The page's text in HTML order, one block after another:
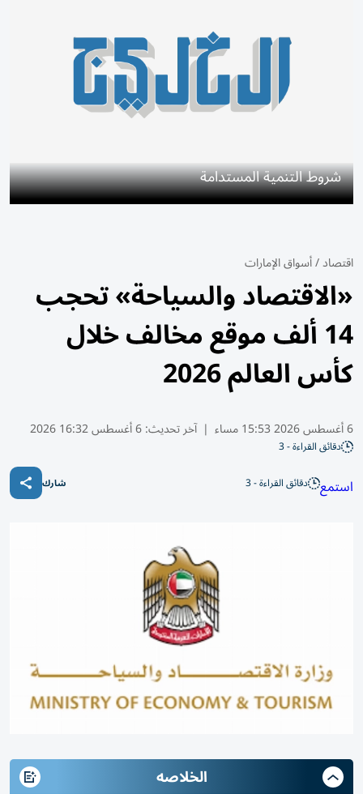
شروط التنمية المستدامة
اقتصاد/أسواق الإمارات
«الاقتصاد والسياحة» تحجب
14 ألف موقع مخالف خلال
كأس العالم 2026
6 أغسطس 2026 15:53 مساء | آخر تحديث:6 أغسطس 16:32 2026
دقائق القراءة - 3
استمع دقائق القراءة - 3 شارك
الخلاصه